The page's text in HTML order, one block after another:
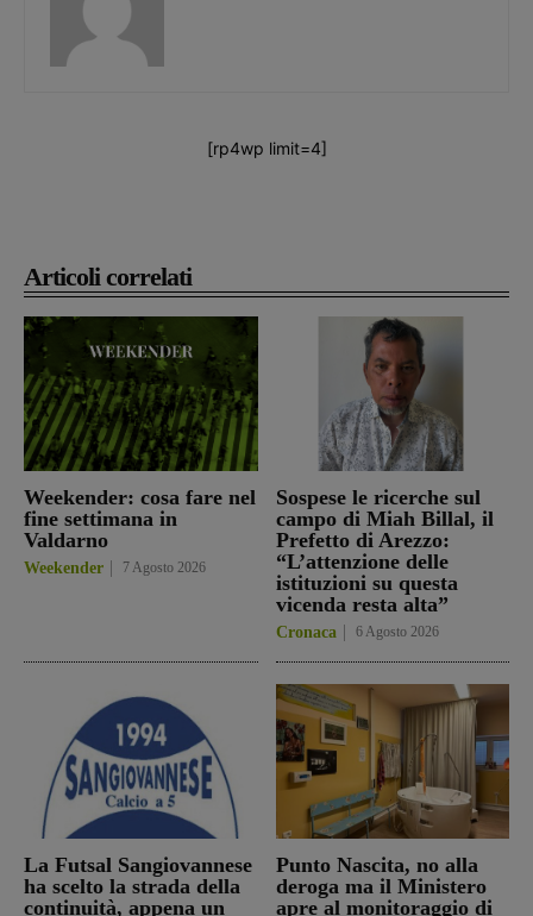
Articoli correlati
Weekender: cosa fare nel
fine settimana in
Valdarno
Weekender 7 Agosto 2026
Sospese le ricerche sul
campo di Miah Billal, il
Prefetto di Arezzo:
“L’attenzione delle
istituzioni su questa
vicenda resta alta”
Cronaca 6 Agosto 2026
La Futsal Sangiovannese
ha scelto la strada della
continuità, appena un
Punto Nascita, no alla
deroga ma il Ministero
apre al monitoraggio di
[rp4wp limit=4]